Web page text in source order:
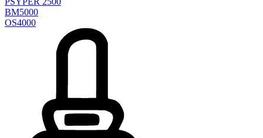
BM5000
OS4000